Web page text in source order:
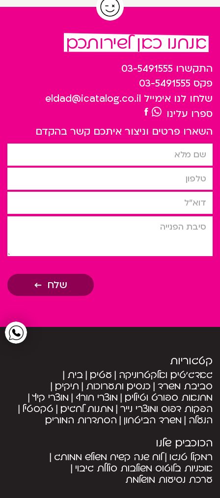
אנחנו כאן לשירותכם
התקשרו 03-5491555
פקס 03-5491555
שלחו לנו אימייל eldad@icatalog.co.il
ספרו עלינו
השארו פרטים וניצור איתכם קשר בהקדם
שם מלא
טלפון
דוא”ל
סיבת הפניה
שלח
קטגוריות
גאדג’טים ואלקטרוניקה עטים בית
סביבת משרד כנסים ותערוכות תיקים
מחנאות ספורט וטיולים מוצרי חורף מוצרי קיץ
הפקות דפוס ומוצרי נייר מתנות לחגים טקסטיל
הנעלה משרד הביטחון הסתדרות המורים
הכוכבים שלנו
רמקול טנגו לוח שנה קשיח משולש ממותג
אוזניות בלוטוס משולבות סוללת גיבוי
ערכת נסיעות מושלמת